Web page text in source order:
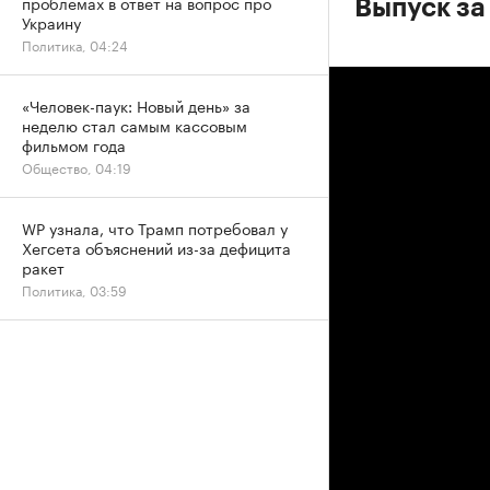
Выпуск
Украину
Политика, 04:24
«Человек-паук: Новый день» за
неделю стал самым кассовым
фильмом года
Общество, 04:19
WP узнала, что Трамп потребовал у
Хегсета объяснений из-за дефицита
ракет
Политика, 03:59